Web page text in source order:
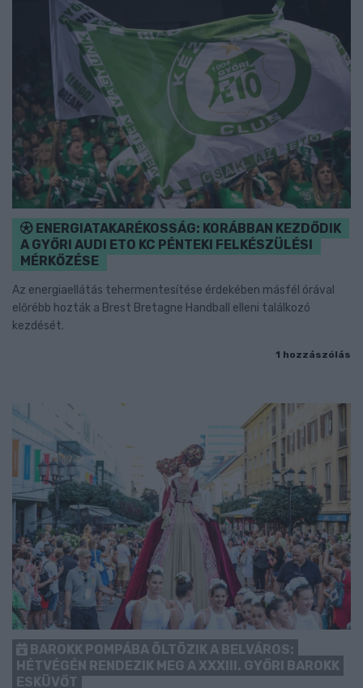
ENERGIATAKARÉKOSSÁG: KORÁBBAN KEZDŐDIK
A GYŐRI AUDI ETO KC PÉNTEKI FELKÉSZÜLÉSI
MÉRKŐZÉSE
Az energiaellátás tehermentesítése érdekében másfél órával
előrébb hozták a Brest Bretagne Handball elleni találkozó
kezdését.
1 hozzászólás
BAROKK POMPÁBA ÖLTÖZIK A BELVÁROS:
HÉTVÉGÉN RENDEZIK MEG A XXXIII. GYŐRI BAROKK
ESKÜVŐT